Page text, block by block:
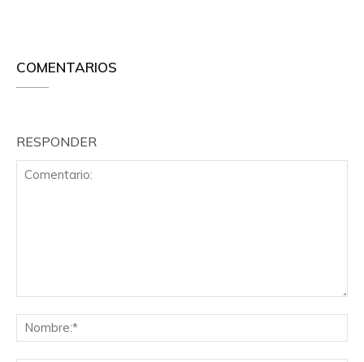
COMENTARIOS
RESPONDER